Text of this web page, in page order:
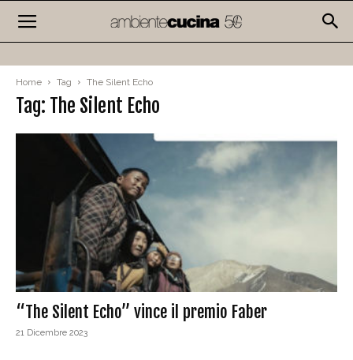
Home Tag The Silent Echo
Tag: The Silent Echo
“The Silent Echo” vince il premio Faber
21 Dicembre 2023